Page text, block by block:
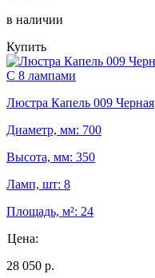
в наличии
Купить
С 8 лампами
Люстра Капель 009 Черная
Диаметр, мм: 700
Высота, мм: 350
Ламп, шт: 8
Площадь, м²: 24
Цена:
28 050 р.